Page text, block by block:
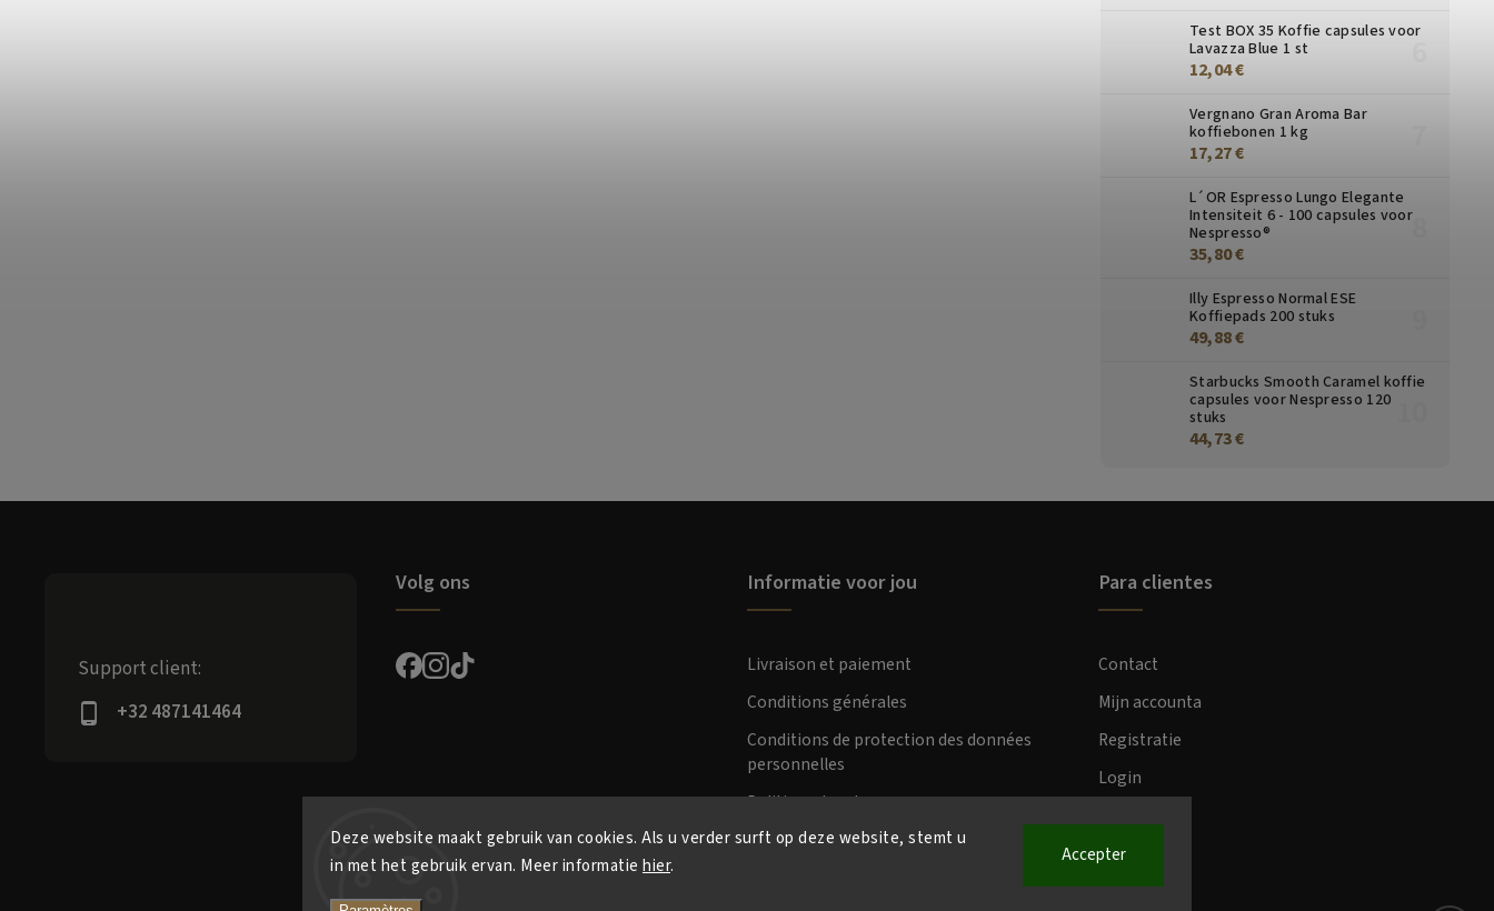
Deze website maakt gebruik van cookies. Als u verder surft op deze website, stemt u
in met het gebruik ervan. Meer informatie hier. Accepter
Test BOX 35 Koffie capsules voor
Lavazza Blue 1 st
12,04 €
Vergnano Gran Aroma Bar
koffiebonen 1 kg
17,27 €
L´OR Espresso Lungo Elegante
Intensiteit 6 - 100 capsules voor
Nespresso®
35,80 €
Illy Espresso Normal ESE
Koffiepads 200 stuks
49,88 €
Starbucks Smooth Caramel koffie
capsules voor Nespresso 120
stuks
44,73 €
Support client:
+32 487141464
Volg ons Informatie voor jou
Livraison et paiement
Conditions générales
Conditions de protection des données
personnelles
Politique de retour
Para clientes
Contact
Mijn accounta
Registratie
Login